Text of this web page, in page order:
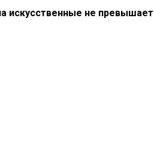
искусственные не превышает